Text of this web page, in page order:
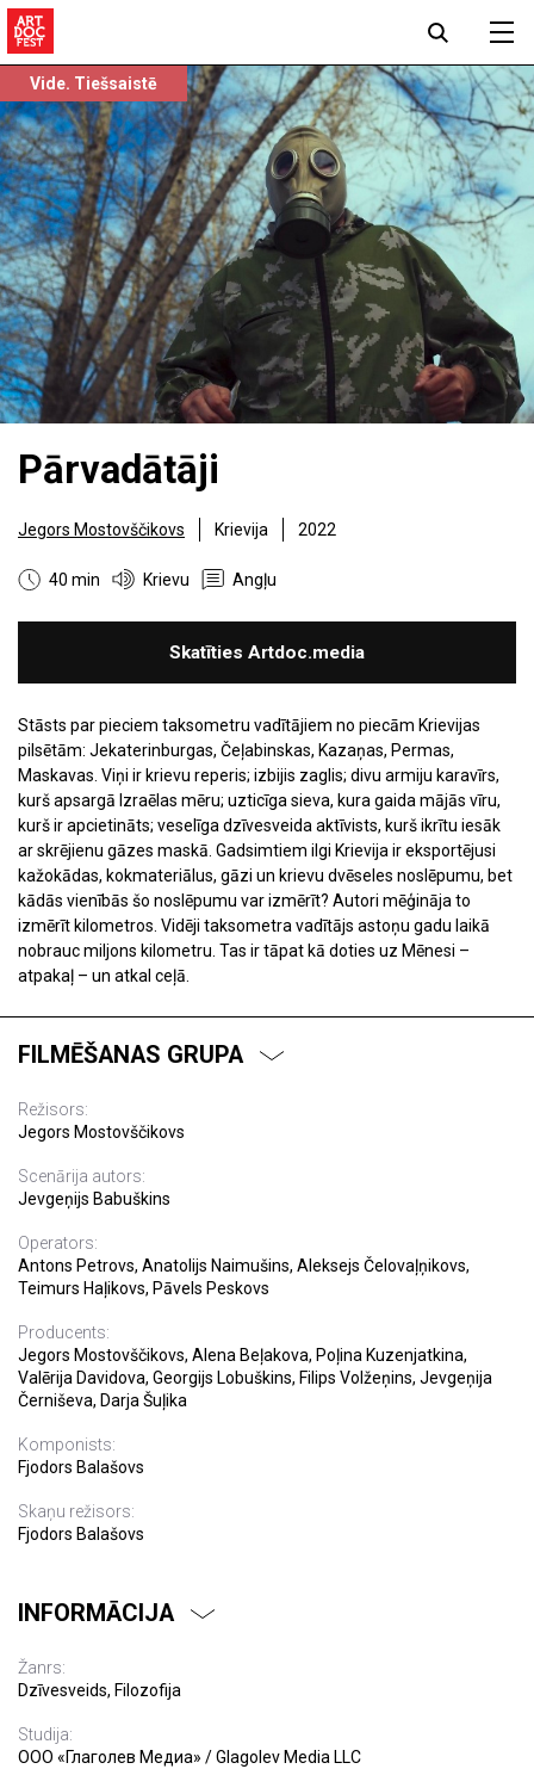
Vide. Tiešsaistē
Pārvadātāji
Jegors Mostovščikovs Krievija 2022
40 min Krievu Angļu
Skatīties Artdoc.media
Stāsts par pieciem taksometru vadītājiem no piecām Krievijas
pilsētām: Jekaterinburgas, Čeļabinskas, Kazaņas, Permas,
Maskavas. Viņi ir krievu reperis; izbijis zaglis; divu armiju karavīrs,
kurš apsargā Izraēlas mēru; uzticīga sieva, kura gaida mājās vīru,
kurš ir apcietināts; veselīga dzīvesveida aktīvists, kurš ikrītu iesāk
ar skrējienu gāzes maskā. Gadsimtiem ilgi Krievija ir eksportējusi
kažokādas, kokmateriālus, gāzi un krievu dvēseles noslēpumu, bet
kādās vienībās šo noslēpumu var izmērīt? Autori mēģināja to
izmērīt kilometros. Vidēji taksometra vadītājs astoņu gadu laikā
nobrauc miljons kilometru. Tas ir tāpat kā doties uz Mēnesi –
atpakaļ – un atkal ceļā.
FILMĒŠANAS GRUPA
Režisors:
Jegors Mostovščikovs
Scenārija autors:
Jevgeņijs Babuškins
Operators:
Antons Petrovs, Anatolijs Naimušins, Aleksejs Čelovaļņikovs,
Teimurs Haļikovs, Pāvels Peskovs
Producents:
Jegors Mostovščikovs, Alena Beļakova, Poļina Kuzenjatkina,
Valērija Davidova, Georgijs Lobuškins, Filips Volžeņins, Jevgeņija
Černiševa, Darja Šuļika
Komponists:
Fjodors Balašovs
Skaņu režisors:
Fjodors Balašovs
INFORMĀCIJA
Žanrs:
Dzīvesveids, Filozofija
Studija:
ООО «Глаголев Медиа» / Glagolev Media LLC